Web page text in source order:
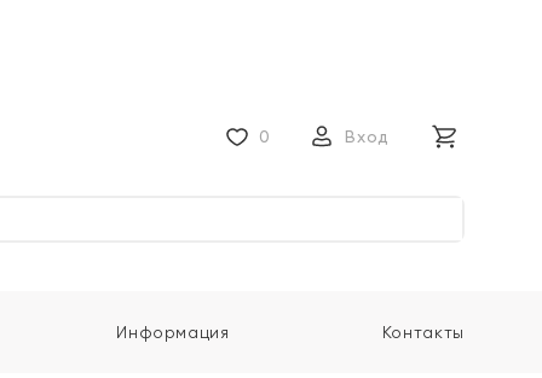
0 Вход
Информация Контакты